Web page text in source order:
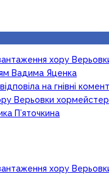
хору
Вадима Яценка
на гнівні
Верьовки
П’яточкина
хору